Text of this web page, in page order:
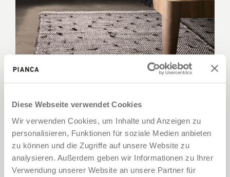
Diese Webseite verwendet Cookies
Wir verwenden Cookies, um Inhalte und Anzeigen zu
personalisieren, Funktionen für soziale Medien anbieten
zu können und die Zugriffe auf unsere Website zu
analysieren. Außerdem geben wir Informationen zu Ihrer
Verwendung unserer Website an unsere Partner für
Spillo